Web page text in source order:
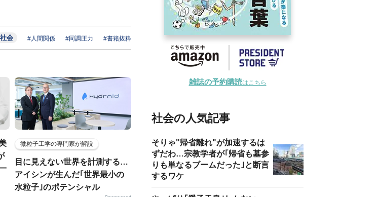
社会 #人間関係 #同調圧力 #書籍抜粋
微粒子工学の専門家が解説
目に見えない世界を計測する…
アイシンが生んだ｢世界最小の
水粒子｣のポテンシャル
雑誌の予約購読はこちら
社会の人気記事
そりゃ"帰省離れ"が加速するは
ずだわ…宗教学者が｢帰省も墓参
りも単なるブームだった｣と断言
するワケ